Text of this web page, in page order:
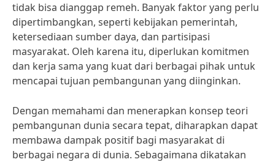
tidak bisa dianggap remeh. Banyak faktor yang perlu
dipertimbangkan, seperti kebijakan pemerintah,
ketersediaan sumber daya, dan partisipasi
masyarakat. Oleh karena itu, diperlukan komitmen
dan kerja sama yang kuat dari berbagai pihak untuk
mencapai tujuan pembangunan yang diinginkan.
Dengan memahami dan menerapkan konsep teori
pembangunan dunia secara tepat, diharapkan dapat
membawa dampak positif bagi masyarakat di
berbagai negara di dunia. Sebagaimana dikatakan